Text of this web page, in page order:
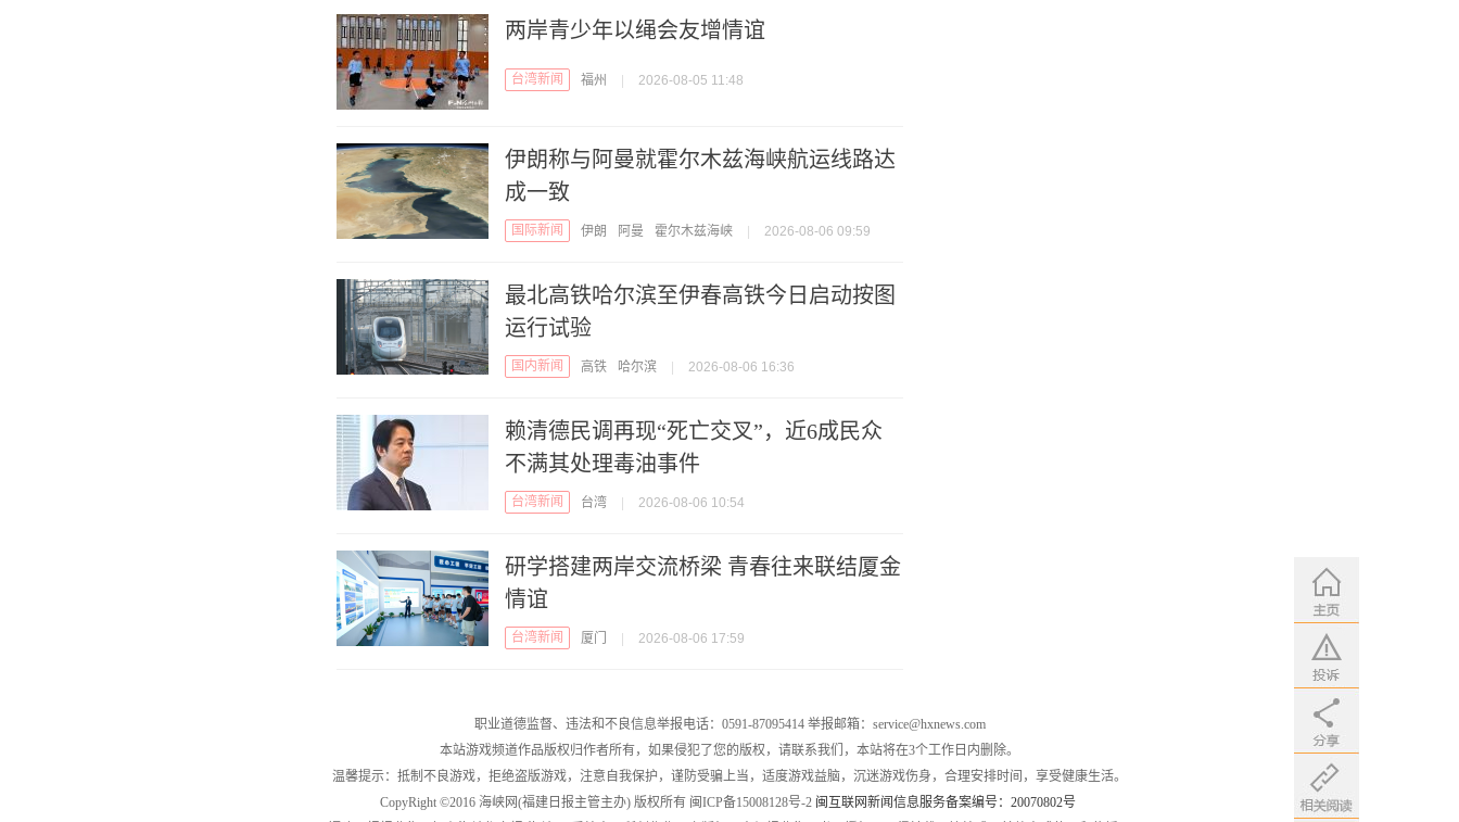
两岸青少年以绳会友增情谊
台湾新闻 福州 2026-08-05 11:48
伊朗称与阿曼就霍尔木兹海峡航运线路达
成一致
国际新闻 伊朗 阿曼 霍尔木兹海峡 2026-08-06 09:59
最北高铁哈尔滨至伊春高铁今日启动按图
运行试验
国内新闻 高铁 哈尔滨 2026-08-06 16:36
赖清德民调再现“死亡交叉”，近6成民众
不满其处理毒油事件
台湾新闻 台湾 2026-08-06 10:54
研学搭建两岸交流桥梁 青春往来联结厦金
情谊
台湾新闻 厦门 2026-08-06 17:59
职业道德监督、违法和不良信息举报电话：0591-87095414 举报邮箱：service@hxnews.com
本站游戏频道作品版权归作者所有，如果侵犯了您的版权，请联系我们，本站将在3个工作日内删除。
温馨提示：抵制不良游戏，拒绝盗版游戏，注意自我保护，谨防受骗上当，适度游戏益脑，沉迷游戏伤身，合理安排时间，享受健康生活。
CopyRight ©2016 海峡网(福建日报主管主办) 版权所有 闽ICP备15008128号-2 闽互联网新闻信息服务备案编号：20070802号